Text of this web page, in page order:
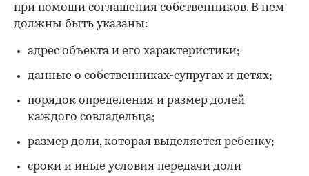
при помощи соглашения собственников. В нем
должны быть указаны:
адрес объекта и его характеристики;
данные о собственниках-супругах и детях;
порядок определения и размер долей
каждого совладельца;
размер доли, которая выделяется ребенку;
сроки и иные условия передачи доли